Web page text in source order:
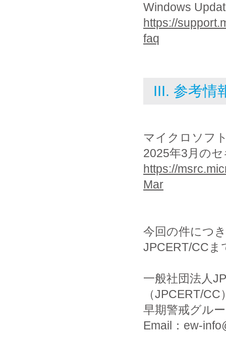
Windows
https://
faq
III. 参考情
マイクロソフ
2025年3月の
https://
Mar
今回の件につ
JPCERT/CCま
一般社団法人
（JPCERT/CC
早期警戒グル
Email：ew-